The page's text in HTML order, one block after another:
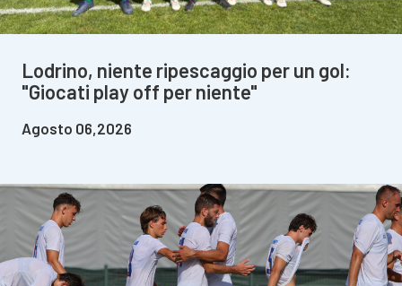
Lodrino, niente ripescaggio per un gol:
"Giocati play off per niente"
Agosto 06,2026